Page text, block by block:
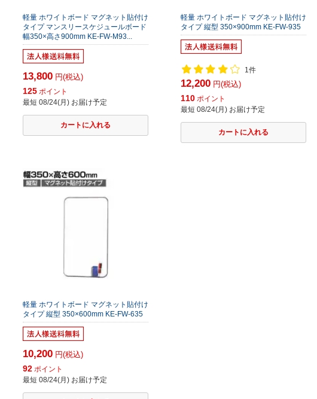
軽量 ホワイトボード マグネット貼付け
タイプ マンスリースケジュールボード
幅350×高さ900mm KE-FW-M93...
13,800 円(税込)
125 ポイント
最短 08/24(月) お届け予定
軽量 ホワイトボード マグネット貼付け
タイプ 縦型 350×900mm KE-FW-935
1件
12,200円(税込)
110 ポイント
最短 08/24(月) お届け予定
軽量 ホワイトボード マグネット貼付け
タイプ 縦型 350×600mm KE-FW-635
10,200 円(税込)
92 ポイント
最短 08/24(月) お届け予定